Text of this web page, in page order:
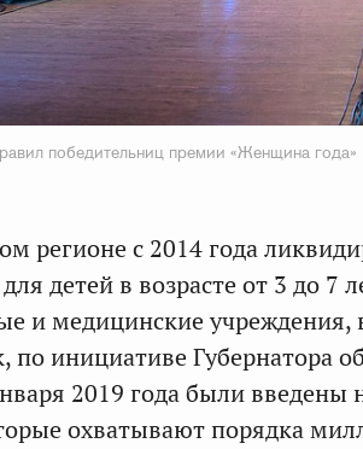
победительниц премии «Женщина года»
регионе с 2014 года
детей в возрасте от 3 до 7
и медицинские
по инициативе Губернатора
2019 года были
охватывают порядка